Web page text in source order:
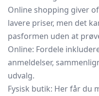
Online shopping giver
lavere priser, men det
pasformen uden at
Online: Fordele
anmeldelser,
udvalg.
Fysisk butik: Her får du